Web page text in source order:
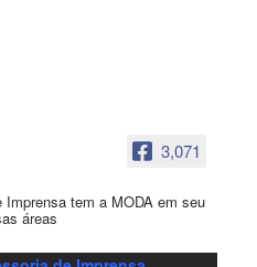
3,071
tem a MODA em seu
áreas